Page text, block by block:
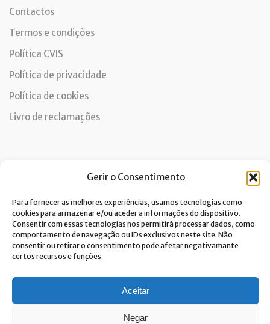
Gerir o Consentimento
Para fornecer as melhores experiências, usamos tecnologias como
cookies para armazenar e/ou aceder a informações do dispositivo.
Consentir com essas tecnologias nos permitirá processar dados, como
comportamento de navegação ou IDs exclusivos neste site. Não
consentir ou retirar o consentimento pode afetar negativamante
certos recursos e funções.
Aceitar
Negar
Contactos
Termos e condições
Política CVIS
Política de privacidade
Política de cookies
Livro de reclamações
Dou consentimento ao tratamento de dados e aceito a
política de privacidade.*
A Costa Verde está comprometida com a implementação do RGPD. Para